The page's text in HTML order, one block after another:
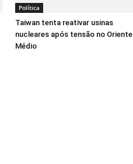
Política
Taiwan tenta reativar usinas
nucleares após tensão no Oriente
Médio